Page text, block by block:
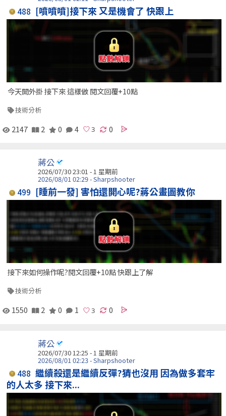
488 [噴噴噴]接下來 又是機會了 快跟上
今天開外掛 接下來 這樣做 閱文回覆+10點
技術分析
2147 2 0 4 0
蔣公
2026/07/30 23:01 - 1 星期前
2026/08/01 02:29 - Sharpshooter
499 [睡前一發] 害怕還開心呢?蔣公畫圖教你
接下來如何操作呢?閱文回覆+10點 快跟上了解
技術分析
1550 2 0 1 0
蔣公
2026/07/30 12:25 - 1 星期前
2026/08/01 02:23 - Sharpshooter
488 繼續殺還是繼續反彈?猜也沒用 因為做多套牢
的人太多 接下來...